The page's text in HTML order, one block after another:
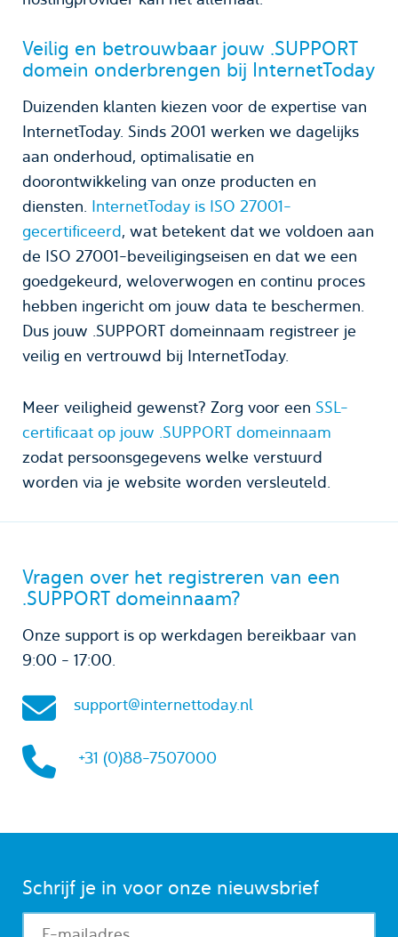
Veilig en betrouwbaar jouw .SUPPORT
domein onderbrengen bij InternetToday
Duizenden klanten kiezen voor de expertise van
InternetToday. Sinds 2001 werken we dagelijks
aan onderhoud, optimalisatie en
doorontwikkeling van onze producten en
diensten. InternetToday is ISO 27001-
gecertificeerd, wat betekent dat we voldoen aan
de ISO 27001-beveiligingseisen en dat we een
goedgekeurd, weloverwogen en continu proces
hebben ingericht om jouw data te beschermen.
Dus jouw .SUPPORT domeinnaam registreer je
veilig en vertrouwd bij InternetToday.
Meer veiligheid gewenst? Zorg voor een SSL-
certificaat op jouw .SUPPORT domeinnaam
zodat persoonsgegevens welke verstuurd
worden via je website worden versleuteld.
Vragen over het registreren van een
.SUPPORT domeinnaam?
Onze support is op werkdagen bereikbaar van
9:00 - 17:00.
support@internettoday.nl
+31 (0)88-7507000
Schrijf je in voor onze nieuwsbrief